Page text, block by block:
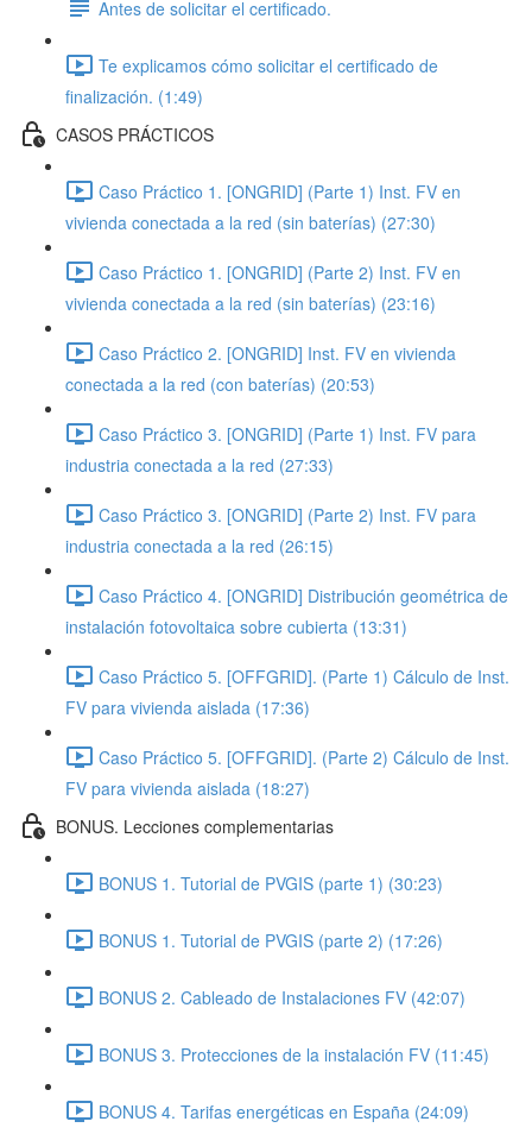
Antes de solicitar el certificado.
Te explicamos cómo solicitar el certificado de
finalización. (1:49)
CASOS PRÁCTICOS
Caso Práctico 1. [ONGRID] (Parte 1) Inst. FV en
vivienda conectada a la red (sin baterías) (27:30)
Caso Práctico 1. [ONGRID] (Parte 2) Inst. FV en
vivienda conectada a la red (sin baterías) (23:16)
Caso Práctico 2. [ONGRID] Inst. FV en vivienda
conectada a la red (con baterías) (20:53)
Caso Práctico 3. [ONGRID] (Parte 1) Inst. FV para
industria conectada a la red (27:33)
Caso Práctico 3. [ONGRID] (Parte 2) Inst. FV para
industria conectada a la red (26:15)
Caso Práctico 4. [ONGRID] Distribución geométrica de
instalación fotovoltaica sobre cubierta (13:31)
Caso Práctico 5. [OFFGRID]. (Parte 1) Cálculo de Inst.
FV para vivienda aislada (17:36)
Caso Práctico 5. [OFFGRID]. (Parte 2) Cálculo de Inst.
FV para vivienda aislada (18:27)
BONUS. Lecciones complementarias
BONUS 1. Tutorial de PVGIS (parte 1) (30:23)
BONUS 1. Tutorial de PVGIS (parte 2) (17:26)
BONUS 2. Cableado de Instalaciones FV (42:07)
BONUS 3. Protecciones de la instalación FV (11:45)
BONUS 4. Tarifas energéticas en España (24:09)